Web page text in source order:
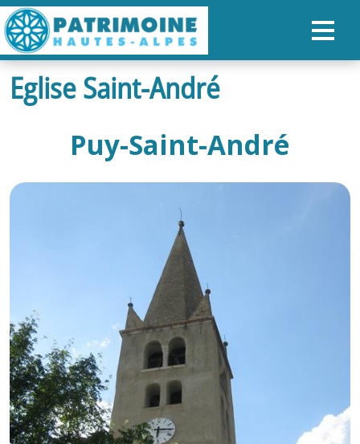
ACCUEIL
NOS PARCOURS
PATRIMOINE
FR
GB
IT
Eglise Saint-André
Puy-Saint-André